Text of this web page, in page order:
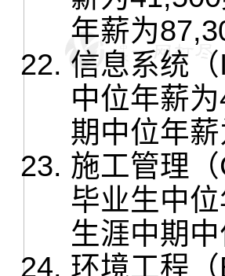
年薪为
信息系统
中位年薪
期中位年
施工管理
毕业生中
生涯中期
环境工程